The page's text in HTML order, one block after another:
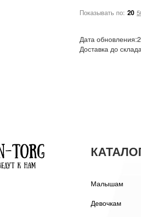
Показывать по: 20
Дата
Доставка до
Малышам
Девочкам